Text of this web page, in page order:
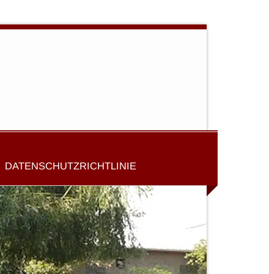
DATENSCHUTZRICHTLINIE